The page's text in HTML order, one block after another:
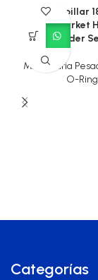
Caterpillar
Aftermarket
Cylinder
Maquinaria
O-
Categorías